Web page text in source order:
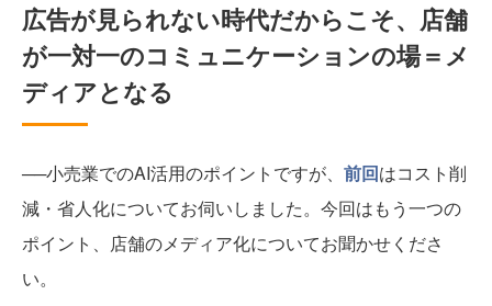
広告が見られない時代だからこそ、店舗
が一対一のコミュニケーションの場＝メ
ディアとなる
──小売業でのAI活用のポイントですが、 前回はコスト削
減・省人化についてお伺いしました。今回はもう一つの
ポイント、店舗のメディア化についてお聞かせくださ
い。